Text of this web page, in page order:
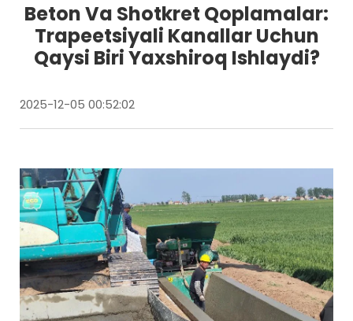
Beton Va Shotkret Qoplamalar:
Trapeetsiyali Kanallar Uchun
Qaysi Biri Yaxshiroq Ishlaydi?
2025-12-05 00:52:02